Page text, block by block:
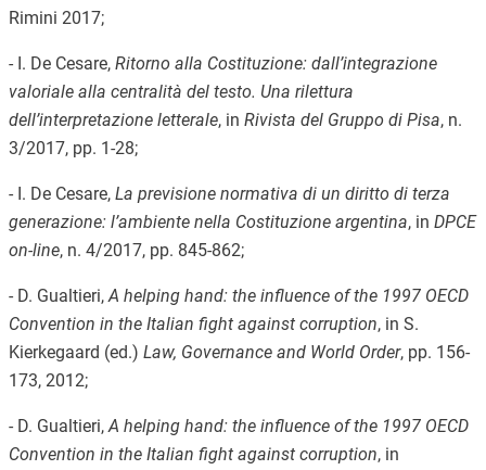
Rimini 2017;
- I. De Cesare, Ritorno alla Costituzione: dall’integrazione
valoriale alla centralità del testo. Una rilettura
dell’interpretazione letterale, in Rivista del Gruppo di Pisa, n.
3/2017, pp. 1-28;
- I. De Cesare, La previsione normativa di un diritto di terza
generazione: l’ambiente nella Costituzione argentina, in DPCE
on-line, n. 4/2017, pp. 845-862;
- D. Gualtieri, A helping hand: the influence of the 1997 OECD
Convention in the Italian fight against corruption, in S.
Kierkegaard (ed.) Law, Governance and World Order, pp. 156-
173, 2012;
- D. Gualtieri, A helping hand: the influence of the 1997 OECD
Convention in the Italian fight against corruption, in